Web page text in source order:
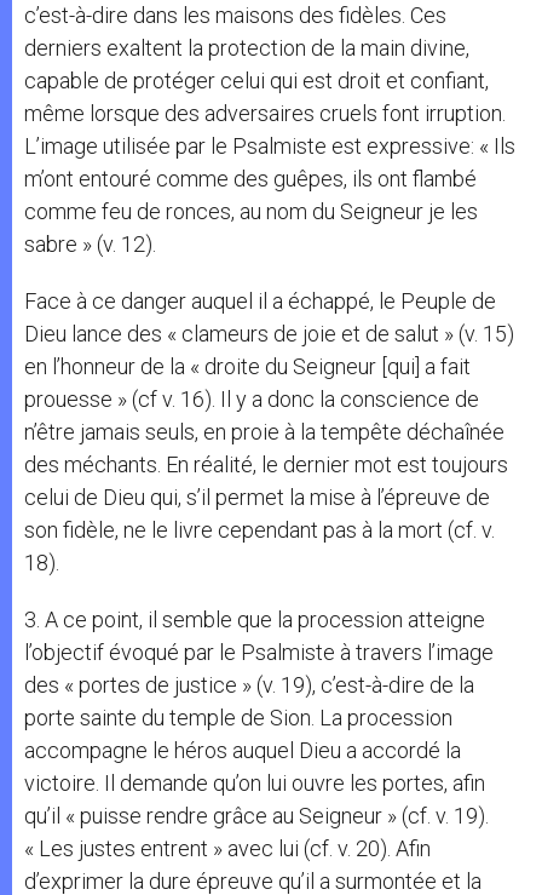
c’est-à-dire dans les maisons des fidèles. Ces
derniers exaltent la protection de la main divine,
capable de protéger celui qui est droit et confiant,
même lorsque des adversaires cruels font irruption.
L’image utilisée par le Psalmiste est expressive: « Ils
m’ont entouré comme des guêpes, ils ont flambé
comme feu de ronces, au nom du Seigneur je les
sabre » (v. 12).
Face à ce danger auquel il a échappé, le Peuple de
Dieu lance des « clameurs de joie et de salut » (v. 15)
en l’honneur de la « droite du Seigneur [qui] a fait
prouesse » (cf v. 16). Il y a donc la conscience de
n’être jamais seuls, en proie à la tempête déchaînée
des méchants. En réalité, le dernier mot est toujours
celui de Dieu qui, s’il permet la mise à l’épreuve de
son fidèle, ne le livre cependant pas à la mort (cf. v.
18).
3. A ce point, il semble que la procession atteigne
l’objectif évoqué par le Psalmiste à travers l’image
des « portes de justice » (v. 19), c’est-à-dire de la
porte sainte du temple de Sion. La procession
accompagne le héros auquel Dieu a accordé la
victoire. Il demande qu’on lui ouvre les portes, afin
qu’il « puisse rendre grâce au Seigneur » (cf. v. 19).
« Les justes entrent » avec lui (cf. v. 20). Afin
d’exprimer la dure épreuve qu’il a surmontée et la